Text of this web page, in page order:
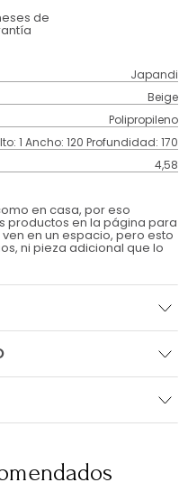
de
Japandi
Beige
Polipropileno
1 Ancho: 120 Profundidad: 170
4,58
en casa, por eso
productos en la página para
en un espacio, pero esto
ni pieza adicional que lo